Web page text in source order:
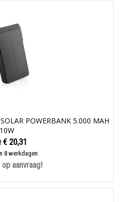
SOLAR POWERBANK 5.000 MAH
10W
€ 20,31
8 werkdagen
aanvraag!